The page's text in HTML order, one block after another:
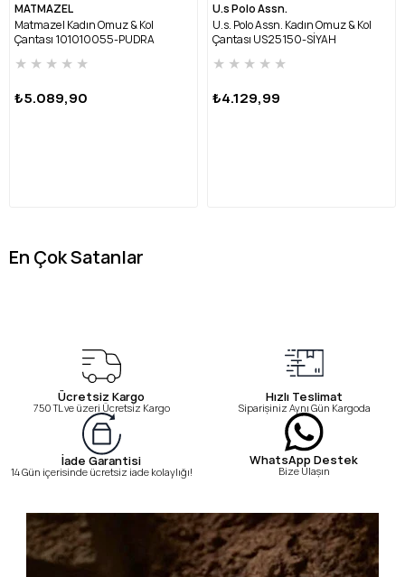
MATMAZEL
Matmazel Kadın Omuz & Kol
Çantası 101010055-PUDRA
★ ★ ★ ★ ★
₺5.089,90
U.s Polo Assn.
U.s. Polo Assn. Kadın Omuz & Kol
Çantası US25150-SİYAH
★ ★ ★ ★ ★
₺4.129,99
En Çok Satanlar
Ücretsiz Kargo
750 TL ve üzeri Ücretsiz Kargo
Hızlı Teslimat
Siparişiniz Aynı Gün Kargoda
İade Garantisi
14 Gün içerisinde ücretsiz iade kolaylığı!
WhatsApp Destek
Bize Ulaşın